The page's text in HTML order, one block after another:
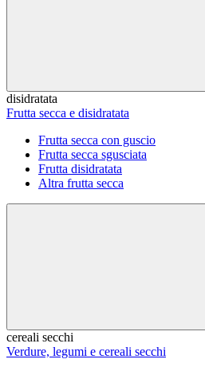
disidratata
Frutta secca e disidratata
Frutta secca con guscio
Frutta secca sgusciata
Frutta disidratata
Altra frutta secca
cereali secchi
Verdure, legumi e cereali secchi